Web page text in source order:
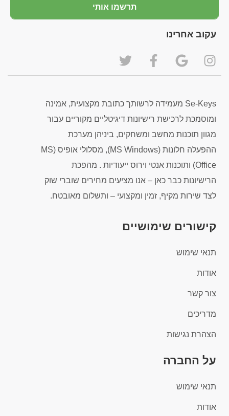
תרשמו אותי
עקוב אחרינו
Se-Keys מעמידה לרשותך כתובת מקצועית, אמינה
ומוסמכת לרכישת רישיונות דיגיטליים מקוריים עבור
מגוון תוכנות מחשב ומשחקים, ביניהן מערכת
ההפעלה חלונות (MS Windows), מסלולי אופיס (MS
Office) ותוכנות אנטי וירוס ייעודיות . מהפכת
הרישיונות כבר כאן – אנו מציעים מחירים שוברי שוק
לצד שירות מקיף, זמין ומקצועי – ותשלום מאובטח.
קישורים שימושיים
תנאי שימוש
אודות
צור קשר
מדריכים
הצהרת נגישות
על החברה
תנאי שימוש
אודות